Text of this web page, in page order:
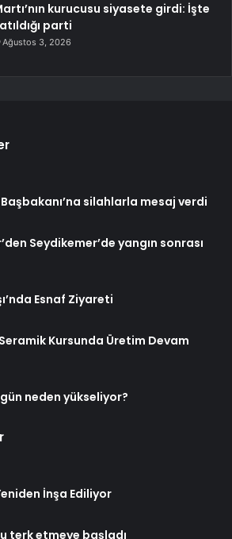
kurucusu siyasete girdi: İşte
parti
Ağustos 3, 2026
silahlarla mesaj verdi
Seydikemer’de yangın sonrası
Esnaf Ziyareti
Kursunda Üretim Devam
neden yükseliyor?
İnşa Ediliyor
terk etmeye başladı